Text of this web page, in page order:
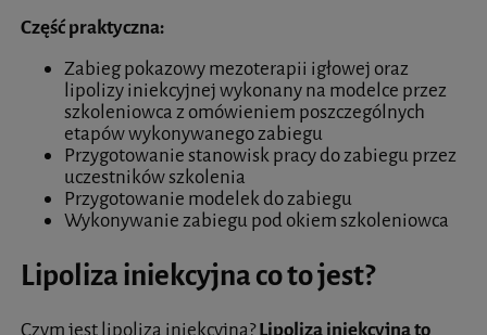
Część praktyczna:
Zabieg pokazowy mezoterapii igłowej oraz
lipolizy iniekcyjnej wykonany na modelce przez
szkoleniowca z omówieniem poszczególnych
etapów wykonywanego zabiegu
Przygotowanie stanowisk pracy do zabiegu przez
uczestników szkolenia
Przygotowanie modelek do zabiegu
Wykonywanie zabiegu pod okiem szkoleniowca
Lipoliza iniekcyjna co to jest?